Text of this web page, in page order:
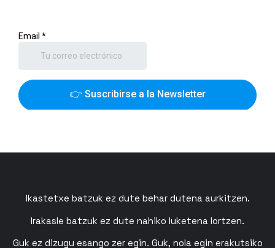
Ikastetxe batzuk ez dute behar dutena aurkitzen.
Irakasle batzuk ez dute nahiko luketena lortzen.
Guk ez dizugu esango zer egin. Guk, nola egin erakutsiko